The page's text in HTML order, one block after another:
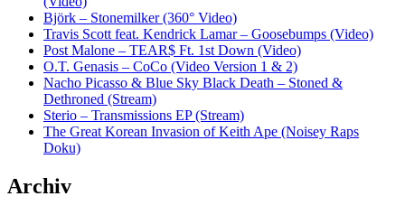
Björk – Stonemilker (360° Video)
Travis Scott feat. Kendrick Lamar – Goosebumps (Video)
Post Malone – TEAR$ Ft. 1st Down (Video)
O.T. Genasis – CoCo (Video Version 1 & 2)
Nacho Picasso & Blue Sky Black Death – Stoned &
Dethroned (Stream)
Sterio – Transmissions EP (Stream)
The Great Korean Invasion of Keith Ape (Noisey Raps
Doku)
Archiv